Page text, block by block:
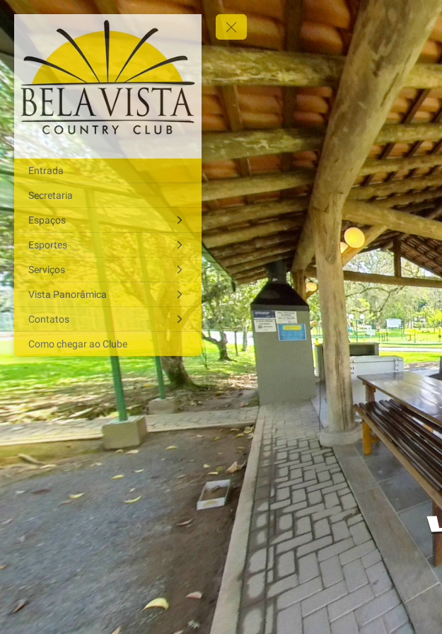
Entrada
Secretaria
Espaços
Esportes
Serviços
Vista Panorâmica
Contatos
Como chegar ao Clube